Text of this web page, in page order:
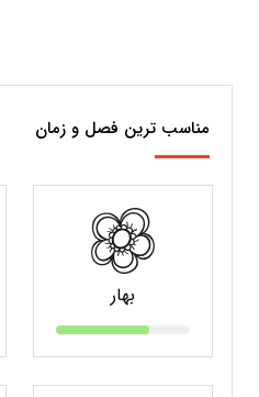
مناسب ترین فصل و زمان
بهار